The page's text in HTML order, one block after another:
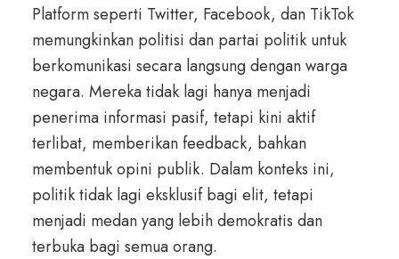
Platform seperti Twitter, Facebook, dan TikTok
memungkinkan politisi dan partai politik untuk
berkomunikasi secara langsung dengan warga
negara. Mereka tidak lagi hanya menjadi
penerima informasi pasif, tetapi kini aktif
terlibat, memberikan feedback, bahkan
membentuk opini publik. Dalam konteks ini,
politik tidak lagi eksklusif bagi elit, tetapi
menjadi medan yang lebih demokratis dan
terbuka bagi semua orang.